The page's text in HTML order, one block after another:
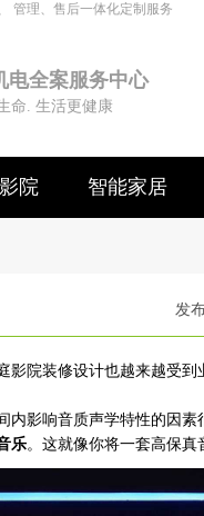
管理、售后一体化定制服务
电全案服务中心
命. 生活更健康
院 智能家居
发
影院装修设计也越来越受
影响音质声学特性的因素
乐。这就像你将一套高保真